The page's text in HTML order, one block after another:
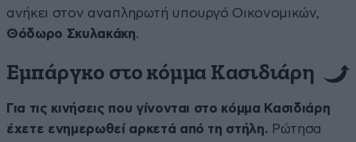
ανήκει στον αναπληρωτή υπουργό Οικονομικών,
Θόδωρο Σκυλακάκη.
Εμπάργκο στο κόμμα Κασιδιάρη
Για τις κινήσεις που γίνονται στο κόμμα Κασιδιάρη
έχετε ενημερωθεί αρκετά από τη στήλη. Ρώτησα